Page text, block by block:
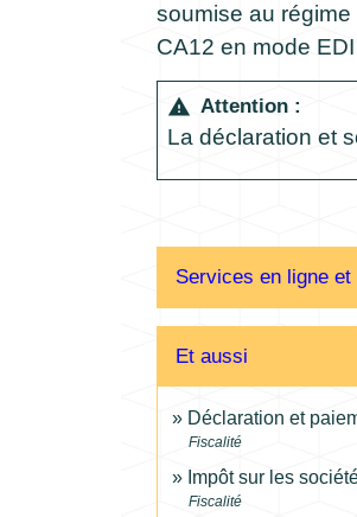
soumise au
CA12 en mode
warning Attention :
La déclaration et
Services en ligne
Et aussi
Déclaration et
Fiscalité
Impôt sur les
Fiscalité